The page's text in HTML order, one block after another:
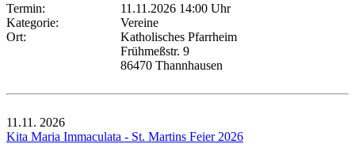
Termin:
11.11.2026 14:00 Uhr
Kategorie:
Vereine
Ort:
Katholisches Pfarrheim
Frühmeßstr. 9
86470 Thannhausen
11.11. 2026
Kita Maria Immaculata - St. Martins Feier 2026